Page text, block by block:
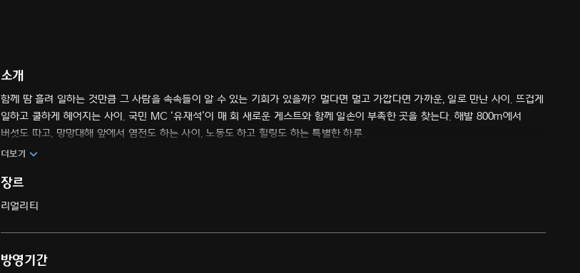
소개
함께 땀 흘려 일하는 것만큼 그 사람을 속속들이 알 수 있는 기회가 있을까? 멀다면 멀고 가깝다면 가까운, 일로 만난 사이. 뜨겁게
일하고 쿨하게 헤어지는 사이. 국민 MC ‘유재석’이 매 회 새로운 게스트와 함께 일손이 부족한 곳을 찾는다. 해발 800m에서
버섯도 따고, 망망대해 앞에서 염전도 하는 사이, 노동도 하고 힐링도 하는 특별한 하루.
더보기
장르
리얼리티
방영기간